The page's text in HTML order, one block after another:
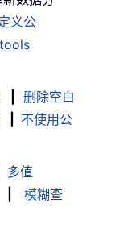
义公
删除空白
不使用公
多值
模糊查